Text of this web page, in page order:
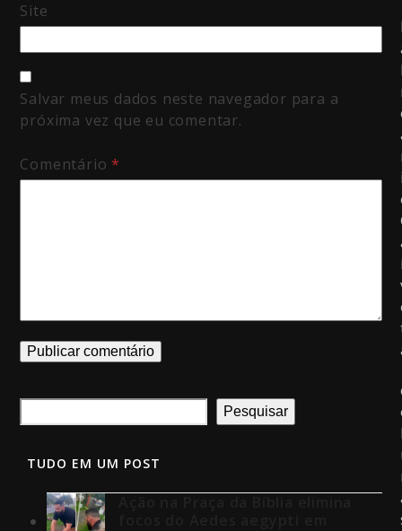
Site
Salvar meus dados neste navegador para a
próxima vez que eu comentar.
Comentário*
Pesquisar
TUDO EM UM POST